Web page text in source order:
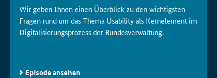
Wir geben Ihnen einen Überblick zu den wichtigsten
Fragen rund um das Thema Usabilityals Kernelement im
Digitalisierungsprozess der Bundesverwaltung.
Episode ansehen